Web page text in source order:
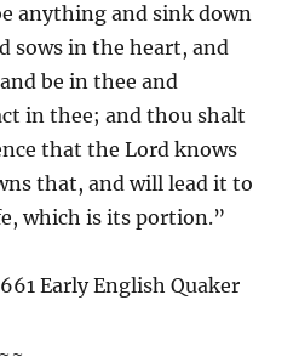
anything and sink down
sows in the heart, and
be in thee and
in thee; and thou shalt
that the Lord knows
that, and will lead it to
which is its portion.”
Early English Quaker